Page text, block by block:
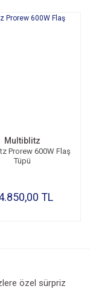
Multiblitz
Prorew 600W Flaş
Tüpü
TL
özel sürpriz